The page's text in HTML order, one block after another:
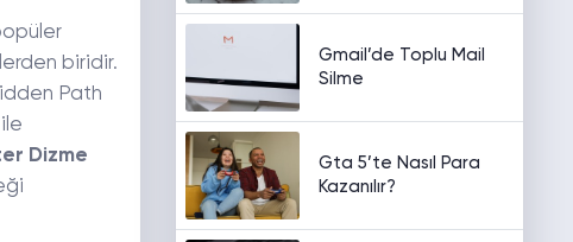
biridir.
Path
Dizme
Gmail’de Toplu Mail
Silme
Gta 5’te Nasıl Para
Kazanılır?